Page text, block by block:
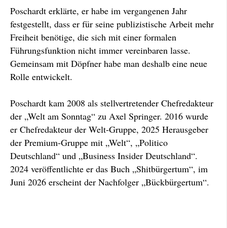
Poschardt erklärte, er habe im vergangenen Jahr
festgestellt, dass er für seine publizistische Arbeit mehr
Freiheit benötige, die sich mit einer formalen
Führungsfunktion nicht immer vereinbaren lasse.
Gemeinsam mit Döpfner habe man deshalb eine neue
Rolle entwickelt.
Poschardt kam 2008 als stellvertretender Chefredakteur
der „Welt am Sonntag“ zu Axel Springer. 2016 wurde
er Chefredakteur der Welt-Gruppe, 2025 Herausgeber
der Premium-Gruppe mit „Welt“, „Politico
Deutschland“ und „Business Insider Deutschland“.
2024 veröffentlichte er das Buch „Shitbürgertum“, im
Juni 2026 erscheint der Nachfolger „Bückbürgertum“.